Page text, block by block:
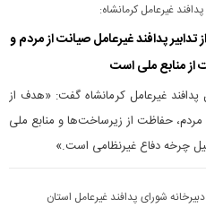
غیرعامل کرمانشاه:
پدافند غیرعامل صیانت از مردم و
منابع ملی است
پدافند غیرعامل کرمانشاه گفت: «هدف از
مردم، حفاظت از زیرساخت‌ها و منابع ملی
چرخه دفاع غیرنظامی است.»
شورای پدافند غیرعامل استان